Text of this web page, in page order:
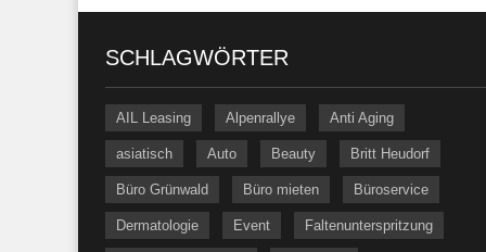
SCHLAGWÖRTER
AIL Leasing Alpenrallye Anti Aging
asiatisch Auto Beauty Britt Heudorf
Büro Grünwald Büro mieten Büroservice
Dermatologie Event Faltenunterspritzung